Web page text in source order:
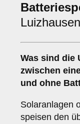
Luizhausen
Was sind die
zwischen
und ohne
Solaranlagen
speisen den